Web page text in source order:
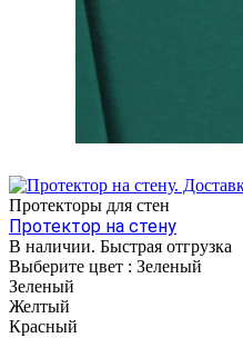
Протекторы для стен
Протектор на стену
В наличии. Быстрая отгрузка
Выберите цвет : Зеленый
Зеленый
Желтый
Красный